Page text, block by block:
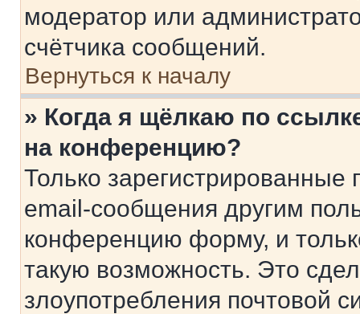
модератор или
счётчика сообщений.
Вернуться к началу
» Когда я щёлкаю по
на конференцию?
Только зарегистрированные
email-сообщения другим
конференцию форму, и
такую возможность. Это
злоупотребления почтовой